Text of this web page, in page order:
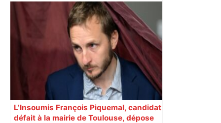
L’Insoumis François Piquemal, candidat
défait à la mairie de Toulouse, dépose